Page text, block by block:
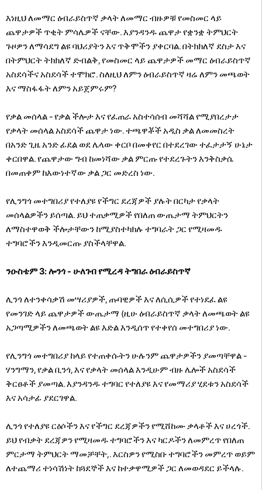
እነዚህ ለመማር ዕብራይስጥኛ ቃላት ለመማር ብዙዎቹ የመስመር ላይ
ጨዋታዎች ጥቂት ምሳሌዎች ናቸው. እያንዳንዱ ጨዋታ የቋንቋ ትምህርት
ጉዞዎን ለማሳደግ ልዩ ባህሪያትን እና ጥቅሞችን ያቀርባል. በትክክለኛ ደስታ እና
በትምህርት ትክክለኛ ድብልቅ, የመስመር ላይ ጨዋታዎች መማር ዕብራይስጥኛ
አስደሳችና አስደሳች ተሞክሮ. ስለዚህ ለምን ዕብራይስጥኛ ዛሬ ለምን መጫወት
እና ማስፋፋት ለምን አይጀምሩም?
የቃል መሰላል - የቃል ችሎታ እና የፈጠራ አስተሳሰብ መሻሻል የሚያበረታታ
የቃላት መሰላል አስደሳች ጨዋታ ነው. ተጫዋቾች አዲስ ቃል ለመመስረት
በአንድ ጊዜ አንድ ፊደል ወደ ሌላው ቀርቦ በመቀየር በተደረገው ተፈታታኝ ሁኔታ
ቀርበዋል. የጨዋታው ግብ ከመነሻው ቃል ምርጡ የተደረጉትን እንቅስቃሴ
በመጠቀም ከእውነተኛው ቃል ጋር መድረስ ነው.
የሊንግጎ መተግበሪያ የተለያዩ የችግር ደረጃዎች ያሉት በርካታ የቃላት
መሰላልዎችን ይሰጣል. ይህ ተጠቃሚዎች የበለጠ ውጤታማ ትምህርትን
ለማስተዋወቅ ችሎታቸውን ከሚያስተካክሉ ተግባራት ጋር የሚዛመዱ
ተግባሮችን እንዲመርጡ ያስችላቸዋል.
ንዑስቴም 3: ሎንጎ - ሁለገብ የሚረዳ ትግበራ ዕብራይስጥኛ
ሊንጎ ለተንቀሳቃሽ መሣሪያዎች, ጡባዊዎች እና ለሲሲዎች የተነደፈ ልዩ
የመንገድ ላይ ጨዋታዎች ውጤታማ (ዚሁ ዕብራይስጥኛ ቃላት ለመጫወት ልዩ
አጋጣሚዎችን ለመጫወት ልዩ እድል እንዲሰጥ የተቀየሰ መተግበሪያ ነው.
የሊንግጎ መተግበሪያ ከላይ የተጠቀሱትን ሁሉንም ጨዋታዎችን ያመጣቸዋል -
ሃንግማን, የቃል ቢንጎ, እና የቃላት መሰላል እንዲሁም ብዙ ሌሎች አስደሳች
ቅርፀቶች ያመጣል. እያንዳንዱ ተግባር የተለያዩ እና የመማሪያ ሂደቱን አስደሳች
እና አሳታፊ ያደርገዋል.
ሊንጎ የተለያዩ ርዕሶችን እና የችግር ደረጃዎችን የሚሸከሙ ቃላቶች እና ሀረጎች.
ይህ የብቃት ደረጃዎን የሚዛመዱ ተግባሮችን እና ካርዶችን ለመምረጥ የበለጠ
ምርታማ ትምህርት ማመቻቸት,. እርስዎን የሚስቡ ተግባሮችን መምረጥ ወይም
ለተጨማሪ ተነሳሽነት ከጓደኞች እና ከተቃዋሚዎች ጋር ለመወዳደር ይችላሉ.